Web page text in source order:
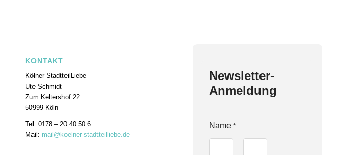
KONTAKT
Kölner StadtteilLiebe
Ute Schmidt
Zum Keltershof 22
50999 Köln
Tel: 0178 – 20 40 50 6
Mail: mail@koelner-stadtteilliebe.de
Newsletter-
Anmeldung
Name *